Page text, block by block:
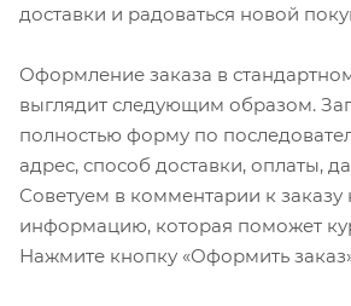
доставки и радоваться новой
Оформление заказа в
выглядит следующим образом.
полностью форму по
адрес, способ доставки, оплаты,
Советуем в комментарии к заказу
информацию, которая поможет
Нажмите кнопку «Оформить